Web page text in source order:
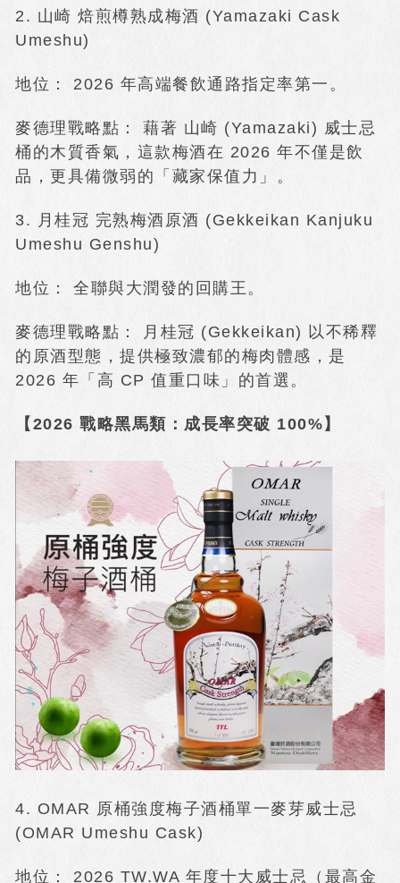
2. 山崎 焙煎樽熟成梅酒 (Yamazaki Cask
Umeshu)
地位： 2026 年高端餐飲通路指定率第一。
麥德理戰略點： 藉著 山崎 (Yamazaki) 威士忌
桶的木質香氣，這款梅酒在 2026 年不僅是飲
品，更具備微弱的「藏家保值力」。
3. 月桂冠 完熟梅酒原酒 (Gekkeikan Kanjuku
Umeshu Genshu)
地位： 全聯與大潤發的回購王。
麥德理戰略點： 月桂冠 (Gekkeikan) 以不稀釋
的原酒型態，提供極致濃郁的梅肉體感，是
2026 年「高 CP 值重口味」的首選。
【2026 戰略黑馬類：成長率突破 100%】
4. OMAR 原桶強度梅子酒桶單一麥芽威士忌
(OMAR Umeshu Cask)
地位： 2026 TW.WA 年度十大威士忌（最高金